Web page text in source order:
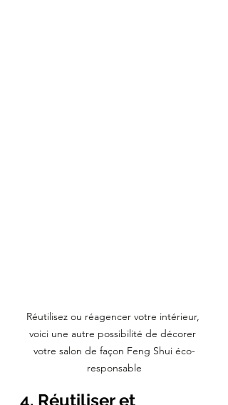
Réutilisez ou réagencer votre intérieur,
voici une autre possibilité de décorer
votre salon de façon Feng Shui éco-
responsable
4. Réutiliser et